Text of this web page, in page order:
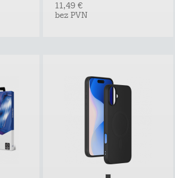
11,49 €
bez PVN